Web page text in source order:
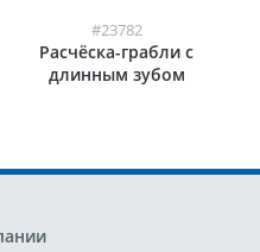
#23782
Расчёска-грабли с
длинным зубом